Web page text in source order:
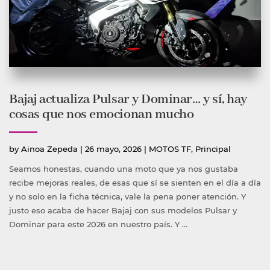
Bajaj actualiza Pulsar y Dominar… y sí, hay
cosas que nos emocionan mucho
by Publicado
Ainoa Zepeda | 26 mayo, 2026 | Publicada
MOTOS TF, Principal
Seamos honestas, cuando una moto que ya nos gustaba
recibe mejoras reales, de esas que sí se sienten en el día a día
y no solo en la ficha técnica, vale la pena poner atención. Y
justo eso acaba de hacer Bajaj con sus modelos Pulsar y
Dominar para este 2026 en nuestro país. Y …